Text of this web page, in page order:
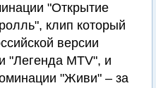
"Открытие
клип который
версии
"Легенда MTV", и
"Живи" – за